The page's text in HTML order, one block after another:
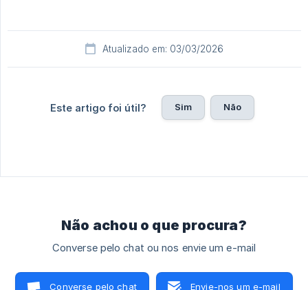
Atualizado em: 03/03/2026
Este artigo foi útil? Sim Não
Não achou o que procura?
Converse pelo chat ou nos envie um e-mail
Converse pelo chat Envie-nos um e-mail